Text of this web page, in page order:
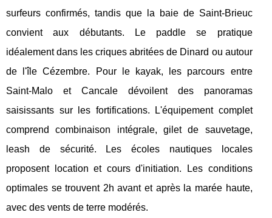
surfeurs confirmés, tandis que la baie de Saint-Brieuc
convient aux débutants. Le paddle se pratique
idéalement dans les criques abritées de Dinard ou autour
de l'île Cézembre. Pour le kayak, les parcours entre
Saint-Malo et Cancale dévoilent des panoramas
saisissants sur les fortifications. L'équipement complet
comprend combinaison intégrale, gilet de sauvetage,
leash de sécurité. Les écoles nautiques locales
proposent location et cours d'initiation. Les conditions
optimales se trouvent 2h avant et après la marée haute,
avec des vents de terre modérés.